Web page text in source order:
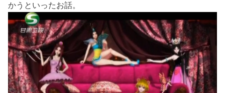
かうといったお話。